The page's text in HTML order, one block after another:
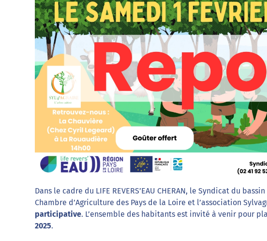
Dans le cadre du LIFE REVERS’EAU CHERAN, le Syndicat du
Chambre d’Agriculture des Pays de la Loire et l’association
participative. L’ensemble des habitants est invité à venir pour
2025.